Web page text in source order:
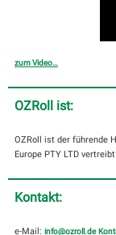
zum Video…
OZRoll ist:
OZRoll ist der führende
Europe PTY LTD
Kontakt:
e-Mail: info@ozroll.de